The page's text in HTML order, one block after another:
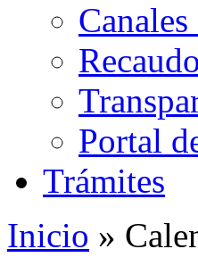
Portal
Trámites
Inicio »